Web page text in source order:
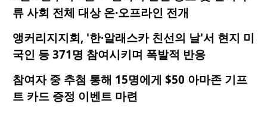
류 사회 전체 대상 온·오프라인 전개
앵커리지지회, '한·알래스카 친선의 날'서 현지 미
국인 등 371명 참여시키며 폭발적 반응
참여자 중 추첨 통해 15명에게 $50 아마존 기프
트 카드 증정 이벤트 마련